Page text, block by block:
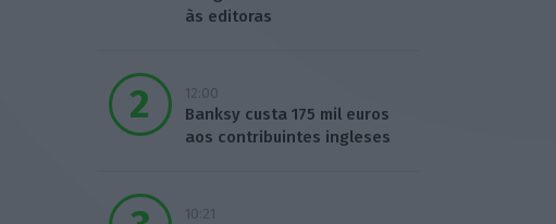
às editoras
12:00
Banksy custa 175 mil euros
aos contribuintes ingleses
10:21